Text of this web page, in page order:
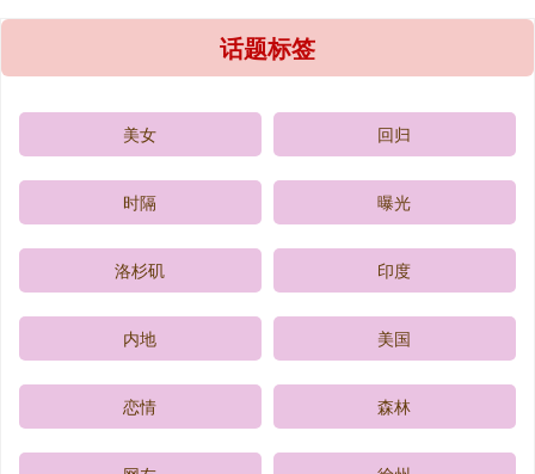
话题标签
美女 回归
时隔 曝光
洛杉矶 印度
内地 美国
恋情 森林